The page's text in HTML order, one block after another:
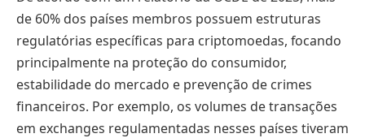
de 60% dos países membros possuem estruturas
regulatórias específicas para criptomoedas, focando
principalmente na proteção do consumidor,
estabilidade do mercado e prevenção de crimes
financeiros. Por exemplo, os volumes de transações
em exchanges regulamentadas nesses países tiveram